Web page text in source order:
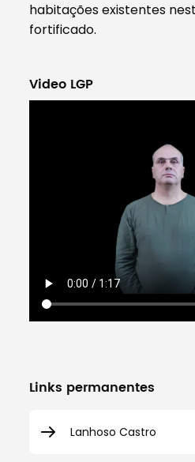
habitações existentes
fortificado.
Video LGP
Links permanentes
Lanhoso Castro